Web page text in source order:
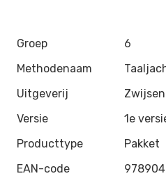
Groep
6
Methodenaam
Uitgeverij
Zwijsen
Versie
1e
Producttype
Pakket
EAN-code